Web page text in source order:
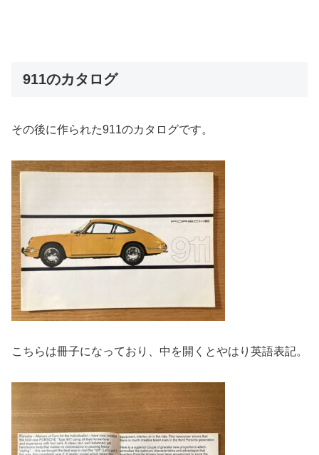
911のカタログ
その後に作られた911のカタログです。
こちらは冊子になっており、中を開くとやはり英語表記。